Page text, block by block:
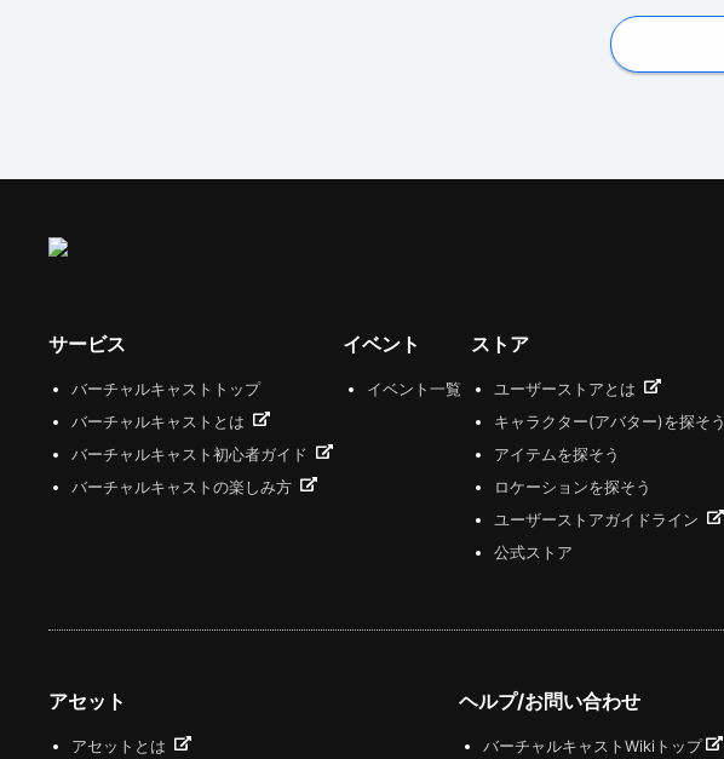
サービス
バーチャルキャストトップ
バーチャルキャストとは
バーチャルキャスト初心者ガイド
バーチャルキャストの楽しみ方
イベント
イベント一覧
ストア
ユーザーストアとは
キャラクター(アバター)を探そう
アイテムを探そう
ロケーションを探そう
ユーザーストアガイドライン
公式ストア
アセット
アセットとは
ヘルプ/お問い合わせ
バーチャルキャストWikiトップ